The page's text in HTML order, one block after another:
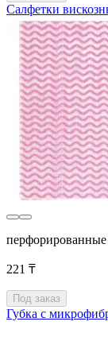
Салфетки
221 ₸
Под заказ
Губка с